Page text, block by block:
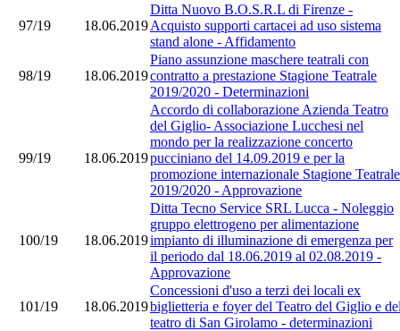
97/19 18.06.2019
Ditta Nuovo B.O.S.R.L di Firenze -
Acquisto supporti cartacei ad uso sistema
stand alone - Affidamento
98/19 18.06.2019
Piano assunzione maschere teatrali con
contratto a prestazione Stagione Teatrale
2019/2020 - Determinazioni
99/19 18.06.2019
Accordo di collaborazione Azienda Teatro
del Giglio- Associazione Lucchesi nel
mondo per la realizzazione concerto
pucciniano del 14.09.2019 e per la
promozione internazionale Stagione Teatrale
2019/2020 - Approvazione
100/19 18.06.2019
Ditta Tecno Service SRL Lucca - Noleggio
gruppo elettrogeno per alimentazione
impianto di illuminazione di emergenza per
il periodo dal 18.06.2019 al 02.08.2019 -
Approvazione
101/19 18.06.2019
Concessioni d'uso a terzi dei locali ex
biglietteria e foyer del Teatro del Giglio e
teatro di San Girolamo - determinazioni